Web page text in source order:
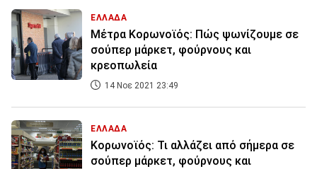
ΕΛΛΑΔΑ
Μέτρα Κορωνοϊός: Πώς ψωνίζουμε σε
σούπερ μάρκετ, φούρνους και
κρεοπωλεία
14 Νοε 2021 23:49
ΕΛΛΑΔΑ
Κορωνοϊός: Τι αλλάζει από σήμερα σε
σούπερ μάρκετ, φούρνους και